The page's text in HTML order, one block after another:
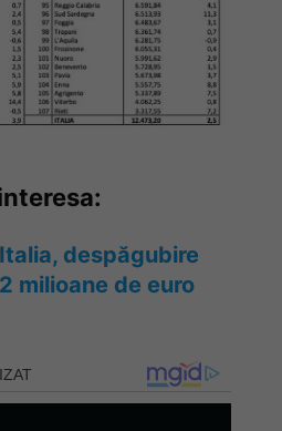
despăgubire
milioane de euro